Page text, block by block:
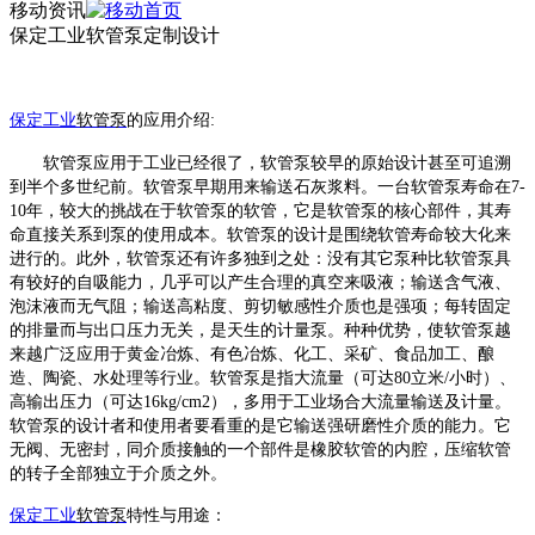
移动资讯
保定工业软管泵定制设计
保定工业软管泵 的应用介绍:
软管泵应用于工业已经很了，软管泵较早的原始设计甚至可追溯
到半个多世纪前。软管泵早期用来输送石灰浆料。一台软管泵寿命在7-
10年，较大的挑战在于软管泵的软管，它是软管泵的核心部件，其寿
命直接关系到泵的使用成本。软管泵的设计是围绕软管寿命较大化来
进行的。此外，软管泵还有许多独到之处：没有其它泵种比软管泵具
有较好的自吸能力，几乎可以产生合理的真空来吸液；输送含气液、
泡沫液而无气阻；输送高粘度、剪切敏感性介质也是强项；每转固定
的排量而与出口压力无关，是天生的计量泵。种种优势，使软管泵越
来越广泛应用于黄金冶炼、有色冶炼、化工、采矿、食品加工、酿
造、陶瓷、水处理等行业。软管泵是指大流量（可达80立米/小时）、
高输出压力（可达16kg/cm2），多用于工业场合大流量输送及计量。
软管泵的设计者和使用者要看重的是它输送强研磨性介质的能力。它
无阀、无密封，同介质接触的一个部件是橡胶软管的内腔，压缩软管
的转子全部独立于介质之外。
保定工业软管泵特性与用途：